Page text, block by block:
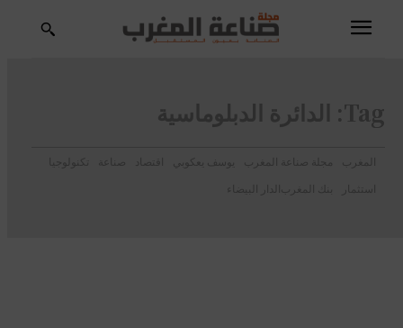
Tag: الدائرة الدبلوماسية
المغرب مجلة صناعة المغرب يوسف يعكوبي اقتصاد صناعة
تكنولوجيا
استثمار
بنك المغرب الدار البيضاء